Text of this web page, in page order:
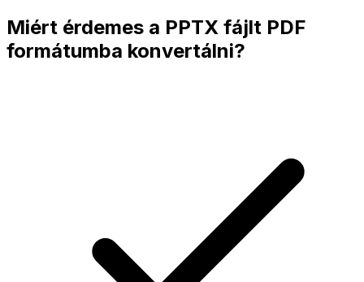
Miért érdemes a PPTX fájlt PDF
formátumba konvertálni?